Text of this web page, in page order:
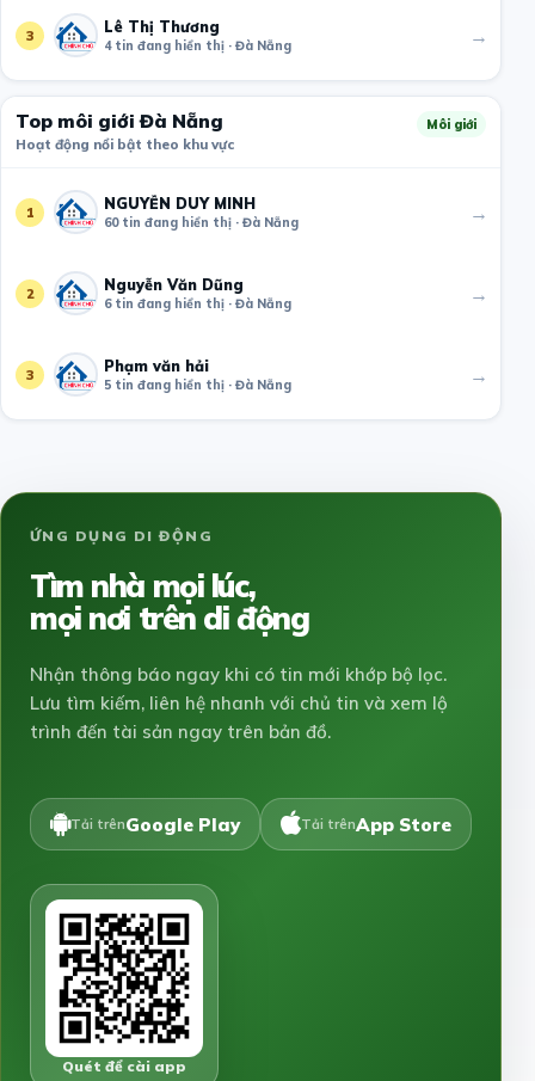
3 Lê Thị Thương
4 tin đang hiển thị · Đà Nẵng →
Top môi giới Đà Nẵng
Hoạt động nổi bật theo khu vực
Môi giới
1 NGUYỄN DUY MINH
60 tin đang hiển thị · Đà Nẵng →
2 Nguyễn Văn Dũng
6 tin đang hiển thị · Đà Nẵng →
3 Phạm văn hải
5 tin đang hiển thị · Đà Nẵng →
ỨNG DỤNG DI ĐỘNG
Tìm nhà mọi lúc,
mọi nơi trên di động
Nhận thông báo ngay khi có tin mới khớp bộ lọc.
Lưu tìm kiếm, liên hệ nhanh với chủ tin và xem lộ
trình đến tài sản ngay trên bản đồ.
Tải trênGoogle Play Tải trênApp Store
Quét để cài app